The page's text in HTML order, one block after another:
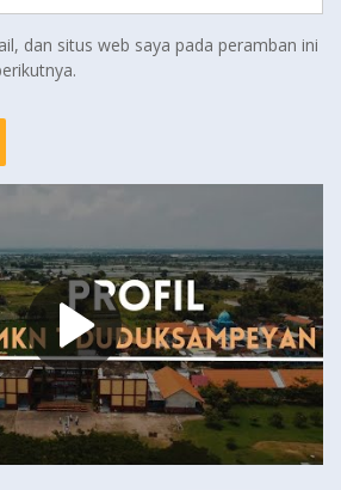
dan situs web saya pada peramban ini